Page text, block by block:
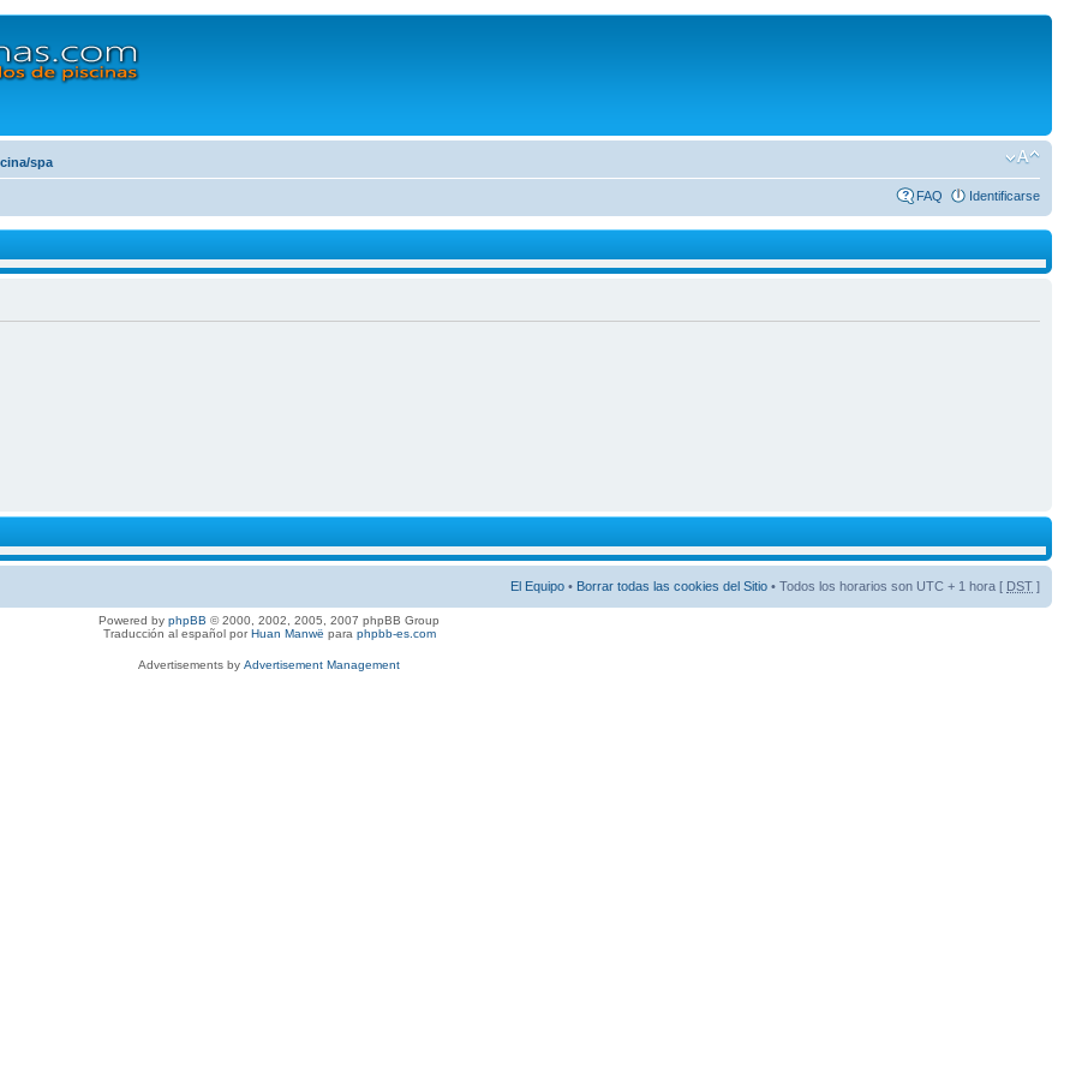
spa
FAQ Identificarse
El Equipo • Borrar todas las cookies del Sitio • Todos los horarios son UTC + 1 hora [ DST ]
Powered by phpBB © 2000, 2002, 2005, 2007 phpBB Group
Traducción al español porHuan Manwë para phpbb-es.com
Advertisements by Advertisement Management